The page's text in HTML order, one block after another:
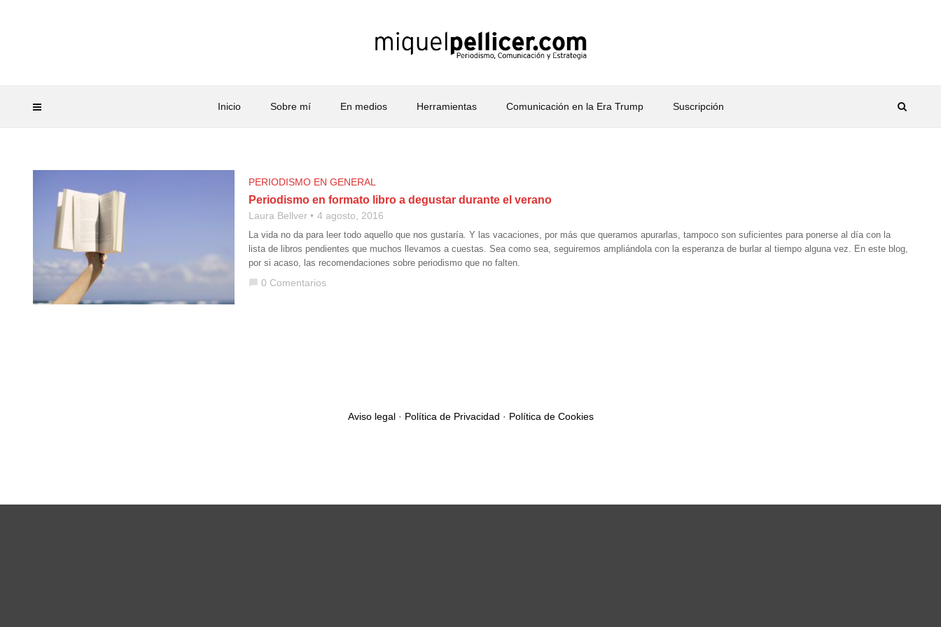
Inicio Sobre mí En medios Herramientas Comunicación en la Era Trump Suscripción
PERIODISMO EN GENERAL
Periodismo en formato libro a degustar durante el verano
Laura Bellver 4 agosto, 2016
La vida no da para leer todo aquello que nos gustaría. Y las vacaciones, por más que queramos apurarlas, tampoco son suficientes para ponerse al día con la
lista de libros pendientes que muchos llevamos a cuestas. Sea como sea, seguiremos ampliándola con la esperanza de burlar al tiempo alguna vez. En este blog,
por si acaso, las recomendaciones sobre periodismo que no falten.
chat_bubble 0 Comentarios
Aviso legal· Política de Privacidad · Política de Cookies